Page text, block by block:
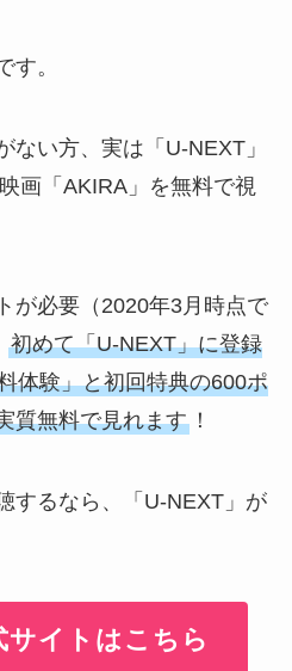
す。
ない方、実は「U-NEXT」
画「AKIRA」を無料で視
が必要（2020年3月時点で
初めて「U-NEXT」に登録
体験」と初回特典の600ポ
質無料で見れます！
するなら、「U-NEXT」が
サイトはこちら